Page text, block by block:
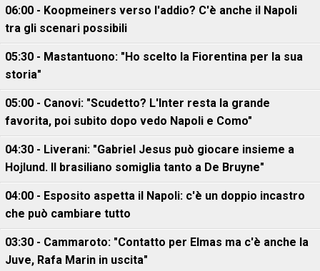
06:00 - Koopmeiners verso l'addio? C'è anche il Napoli
tra gli scenari possibili
05:30 - Mastantuono: "Ho scelto la Fiorentina per la sua
storia"
05:00 - Canovi: "Scudetto? L'Inter resta la grande
favorita, poi subito dopo vedo Napoli e Como"
04:30 - Liverani: "Gabriel Jesus può giocare insieme a
Hojlund. Il brasiliano somiglia tanto a De Bruyne"
04:00 - Esposito aspetta il Napoli: c'è un doppio incastro
che può cambiare tutto
03:30 - Cammaroto: "Contatto per Elmas ma c'è anche la
Juve, Rafa Marin in uscita"